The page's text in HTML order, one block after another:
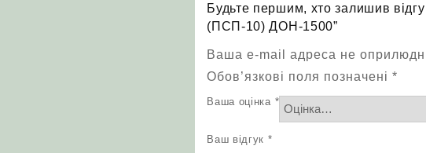
Будьте першим, хто залишив
(ПСП-10) ДОН-1500”
Ваша e-mail адреса не
Обов’язкові поля позначені*
Ваша оцінка *
Ваш відгук *